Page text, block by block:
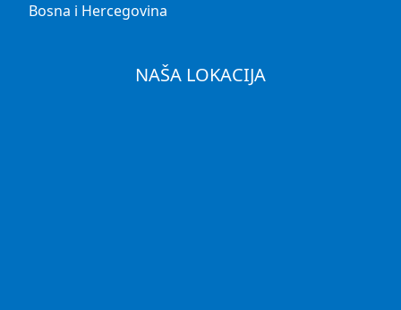
Bosna i Hercegovina
NAŠA LOKACIJA